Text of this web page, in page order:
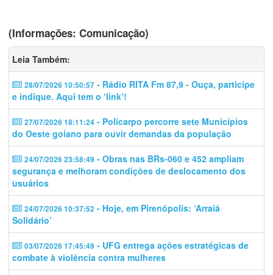
(Informações: Comunicação)
Leia Também:
28/07/2026 10:50:57 - Rádio RITA Fm 87,9 - Ouça, participe
e indique. Aqui tem o ‘link’!
27/07/2026 18:11:24 - Policarpo percorre sete Municípios
do Oeste goiano para ouvir demandas da população
24/07/2026 23:58:49 - Obras nas BRs-060 e 452 ampliam
segurança e melhoram condições de deslocamento dos
usuários
24/07/2026 10:37:52 - Hoje, em Pirenópolis: ‘Arraiá
Solidário’
03/07/2026 17:45:49 - UFG entrega ações estratégicas de
combate à violência contra mulheres